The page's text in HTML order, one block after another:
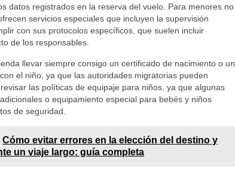
datos registrados en la reserva del vuelo. Para menores no
servicios especiales que incluyen la supervisión
con sus protocolos específicos, que suelen incluir
de los responsables.
llevar siempre consigo un certificado de nacimiento o un
el niño, ya que las autoridades migratorias pueden
las políticas de equipaje para niños, ya que algunas
o equipamiento especial para bebés y niños
de seguridad.
Cómo evitar errores en la elección del destino y
un viaje largo: guía completa